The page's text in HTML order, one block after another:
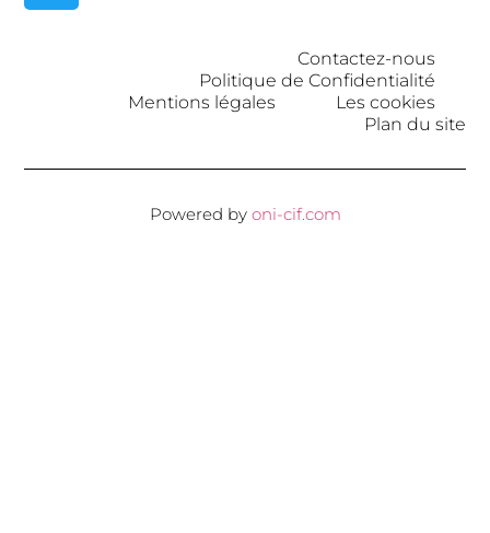
Contactez-nous
Politique de Confidentialité
Mentions légales
Les cookies
Plan du site
Powered by oni-cif.com